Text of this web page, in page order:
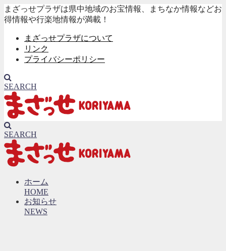
まざっせプラザは県中地域のお宝情報、まちなか情報などお
得情報や行楽地情報が満載！
まざっせプラザについて
リンク
プライバシーポリシー
SEARCH
SEARCH
ホーム
HOME
お知らせ
NEWS